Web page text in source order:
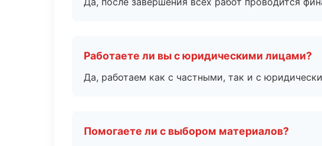
Работаете ли вы с юридическими лицами?
Да, работаем как с частными, так и с
Помогаете ли с выбором материалов?